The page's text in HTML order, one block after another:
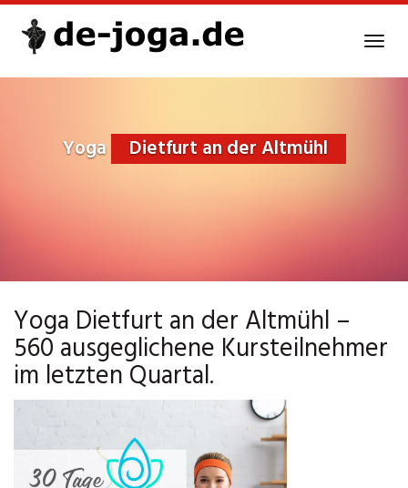
Yoga Dietfurt an der Altmühl
Yoga Dietfurt an der Altmühl –
560 ausgeglichene Kursteilnehmer
im letzten Quartal.